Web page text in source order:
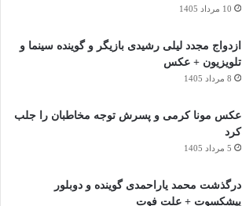
10 مرداد 1405
ازدواج مجدد لیلی رشیدی بازیگر و گوینده سینما و
تلویزیون + عکس
8 مرداد 1405
عکس مونا کرمی و پسرش توجه مخاطبان را جلب
کرد
5 مرداد 1405
درگذشت محمد یاراحمدی گوینده و دوبلور
پیشکسوت + علت فوت